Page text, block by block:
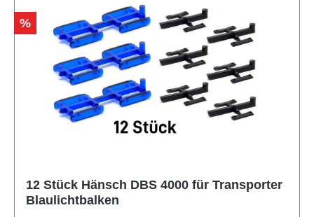
Rabatt
%
12 Stück Hänsch DBS 4000 für Transporter
Blaulichtbalken